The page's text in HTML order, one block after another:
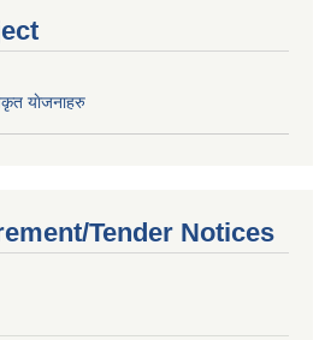
याेजनाहरु
Tender Notices